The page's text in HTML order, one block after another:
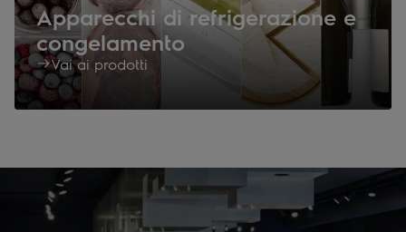
Apparecchi di refrigerazione e
congelamento
Vai ai prodotti